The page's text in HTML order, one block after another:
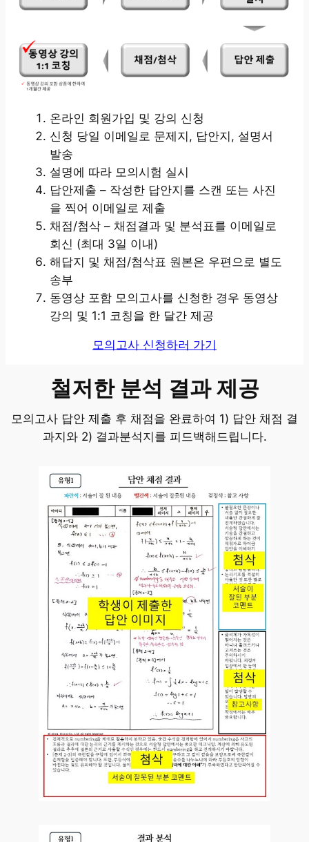
온라인 회원가입 및 강의 신청
신청 당일 이메일로 문제지, 답안지, 설명서
발송
설명에 따라 모의시험 실시
답안제출 – 작성한 답안지를 스캔 또는 사진
을 찍어 이메일로 제출
채점/첨삭 – 채점결과 및 분석표를 이메일로
회신 (최대 3일 이내)
해답지 및 채점/첨삭표 원본은 우편으로 별도
송부
동영상 포함 모의고사를 신청한 경우 동영상
강의 및 1:1 코칭을 한 달간 제공
모의고사 신청하러 가기
철저한 분석 결과 제공
모의고사 답안 제출 후 채점을 완료하여 1) 답안 채점 결
과지와 2) 결과분석지를 피드백해드립니다.